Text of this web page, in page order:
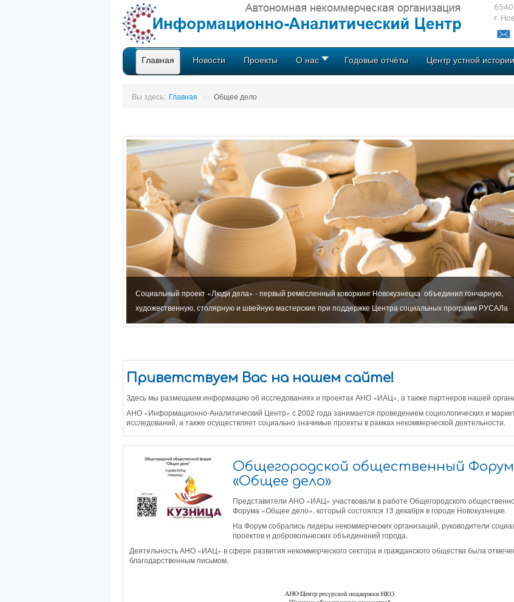
г.
Главная Новости Проекты О нас Годовые отчёты Центр устной истории
Вы здесь: Главная >> Общее дело
Социальный проект «Люди дела» - первый ремесленный коворкинг Новокузнецка объединил гончарную,
художественную, столярную и швейную мастерские при поддержке Центра социальных программ РУСАЛа
Приветствуем Вас на нашем сайте!
Здесь мы размещаем информацию об исследованиях и проектах АНО «ИАЦ», а также партнеров нашей
АНО «Информационно-Аналитический Центр» с 2002 года занимается проведением социологических и
исследований, а также осуществляет социально значимые проекты в рамках некоммерческой деятельности.
Общегородской общественный Форум
«Общее дело»
Представители АНО «ИАЦ» участвовали в работе Общегородского
Форума «Общее дело», который состоялся 13 декабря в городе Новокузнецке.
На Форум собрались лидеры некоммерческих организаций, руководители
проектов и добровольческих объединений города.
Деятельность АНО «ИАЦ» в сфере развития некоммерческого сектора и гражданского общества была
благодарственным письмом.